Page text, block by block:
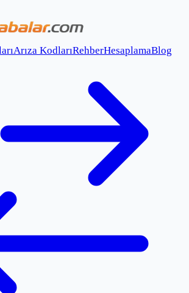
Arıza KodlarıRehberHesaplamaBlog